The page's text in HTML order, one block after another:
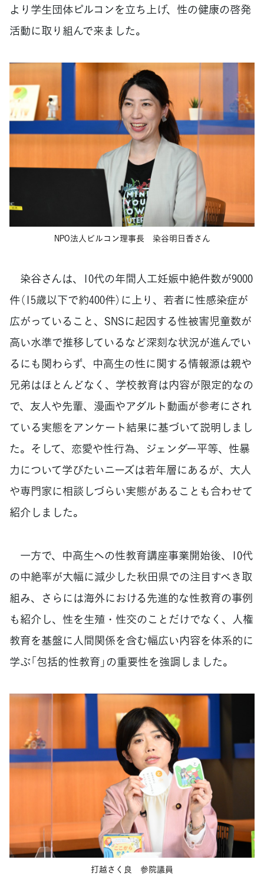
より学生団体ピルコンを立ち上げ、性の健康の啓発
活動に取り組んで来ました。
NPO法人ピルコン理事長 染谷明日香さん
染谷さんは、10代の年間人工妊娠中絶件数が9000
件（15歳以下で約400件）に上り、若者に性感染症が
広がっていること、SNSに起因する性被害児童数が
高い水準で推移しているなど深刻な状況が進んでい
るにも関わらず、中高生の性に関する情報源は親や
兄弟はほとんどなく、学校教育は内容が限定的なの
で、友人や先輩、漫画やアダルト動画が参考にされ
ている実態をアンケート結果に基づいて説明しまし
た。そして、恋愛や性行為、ジェンダー平等、性暴
力について学びたいニーズは若年層にあるが、大人
や専門家に相談しづらい実態があることも合わせて
紹介しました。
一方で、中高生への性教育講座事業開始後、10代
の中絶率が大幅に減少した秋田県での注目すべき取
組み、さらには海外における先進的な性教育の事例
も紹介し、性を生殖・性交のことだけでなく、人権
教育を基盤に人間関係を含む幅広い内容を体系的に
学ぶ「包括的性教育」の重要性を強調しました。
打越さく良 参院議員